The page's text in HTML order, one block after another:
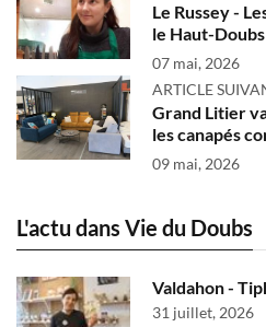
Le Russey -
le Haut-Doubs
07 mai, 2026
ARTICLE
Grand Litier
les canapés
09 mai, 2026
L'actu dans Vie du Doubs
Valdahon -
31 juillet, 2026